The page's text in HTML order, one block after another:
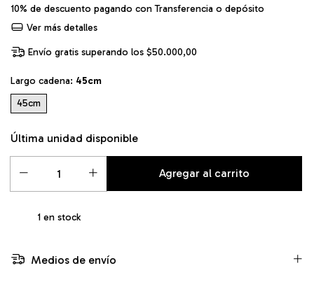
10% de descuento pagando con Transferencia o depósito
Ver más detalles
Envío gratis superando los$50.000,00
Largo cadena: 45cm
45cm
Última unidad disponible
1en stock
Medios de envío